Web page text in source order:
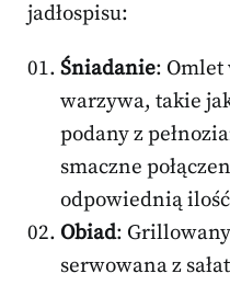
jadłospisu:
Śniadanie: Omlet
warzywa, takie
podany z
smaczne
odpowiednią
Obiad:
serwowana z